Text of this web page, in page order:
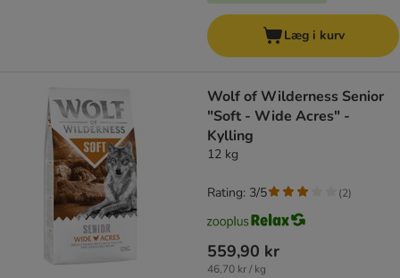
Læg i kurv
Wolf of Wilderness Senior
"Soft - Wide Acres" -
Kylling
12 kg
559,90 kr
46,70 kr / kg
Rating: 3/5 (2)